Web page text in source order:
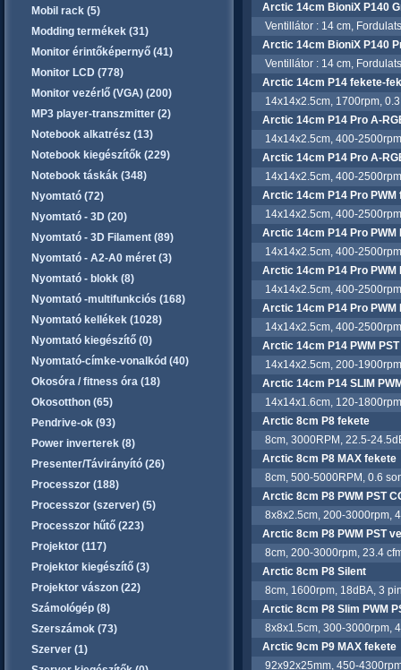
Mobil rack (5)
Modding termékek (31)
Monitor érintőképernyő (41)
Monitor LCD (778)
Monitor vezérlő (VGA) (200)
MP3 player-transzmitter (2)
Notebook alkatrész (13)
Notebook kiegészítők (229)
Notebook táskák (348)
Nyomtató (72)
Nyomtató - 3D (20)
Nyomtató - 3D Filament (89)
Nyomtató - A2-A0 méret (3)
Nyomtató - blokk (8)
Nyomtató -multifunkciós (168)
Nyomtató kellékek (1028)
Nyomtató kiegészítő (0)
Nyomtató-címke-vonalkód (40)
Okosóra / fitness óra (18)
Okosotthon (65)
Pendrive-ok (93)
Power inverterek (8)
Presenter/Távirányító (26)
Processzor (188)
Processzor (szerver) (5)
Processzor hűtő (223)
Projektor (117)
Projektor kiegészítő (3)
Projektor vászon (22)
Számológép (8)
Szerszámok (73)
Szerver (1)
Arctic 14cm BioniX P140
Ventillátor : 14 cm,
Arctic 14cm BioniX P140
Ventillátor : 14 cm,
Arctic 14cm P14 fekete-
14x14x2.5cm, 1700rpm, 0.3
Arctic 14cm P14 Pro A-
14x14x2.5cm, 400-
Arctic 14cm P14 Pro A-
14x14x2.5cm, 400-
Arctic 14cm P14 Pro PWM
14x14x2.5cm, 400-
Arctic 14cm P14 Pro PWM
14x14x2.5cm, 400-
Arctic 14cm P14 Pro PWM
14x14x2.5cm, 400-
Arctic 14cm P14 Pro PWM
14x14x2.5cm, 400-
Arctic 14cm P14 PWM
14x14x2.5cm, 200-
Arctic 14cm P14 SLIM
14x14x1.6cm, 120-
Arctic 8cm P8 fekete
8cm, 3000RPM, 22.5-
Arctic 8cm P8 MAX fekete
8cm, 500-5000RPM, 0.6
Arctic 8cm P8 PWM PST
8x8x2.5cm, 200-3000rpm, 4
Arctic 8cm P8 PWM PST
8cm, 200-3000rpm, 23.4
Arctic 8cm P8 Silent
8cm, 1600rpm, 18dBA, 3
Arctic 8cm P8 Slim PWM
8x8x1.5cm, 300-3000rpm, 4
Arctic 9cm P9 MAX fekete
92x92x25mm, 450-